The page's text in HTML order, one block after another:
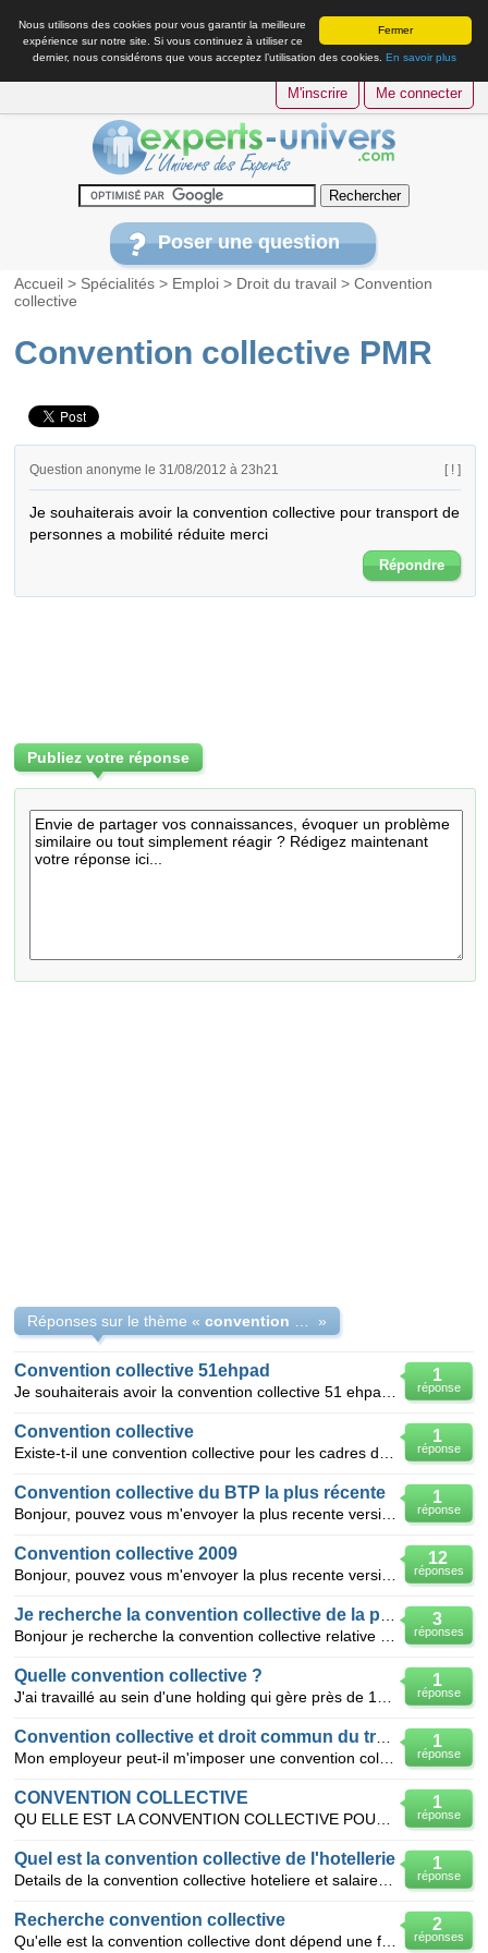
Fermer
Nous utilisons des cookies pour vous garantir la meilleure
expérience sur notre site. Si vous continuez à utiliser ce
dernier, nous considérons que vous acceptez l’utilisation des cookies. En savoir plus
M'inscrire Me connecter
Poser une question
Accueil > Spécialités > Emploi > Droit du travail >Convention
collective
Convention collective PMR
Question anonyme le 31/08/2012 à 23h21 [ ! ]
Je souhaiterais avoir la convention collective pour transport de
personnes a mobilité réduite merci
Répondre
Publiez votre réponse
Réponses sur le thème « »
1
réponse
Convention collective 51ehpad
1
réponse
Convention collective
1
réponse
Convention collective du BTP la plus récente
12
réponses
Convention collective 2009
3
réponses
1
réponse
Quelle convention collective ?
1
réponse
1
réponse
CONVENTION COLLECTIVE
1
réponse
Quel est la convention collective de l'hotellerie
2
réponses
Recherche convention collective